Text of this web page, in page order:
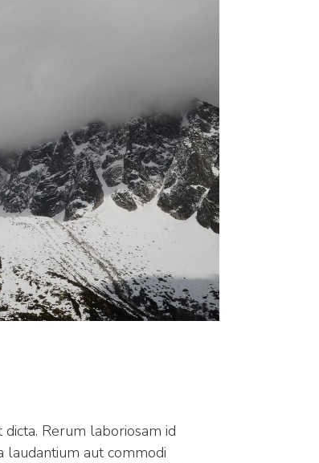
dicta. Rerum laboriosam id
aut commodi